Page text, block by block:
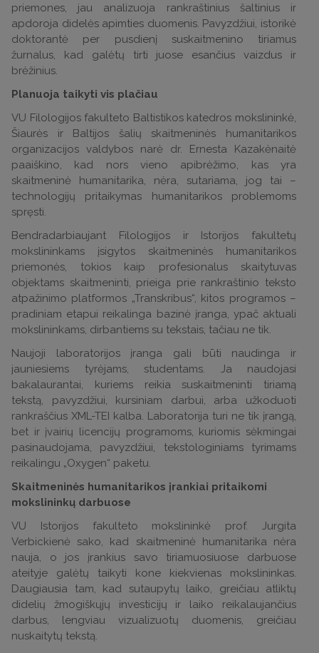
priemones, jau analizuoja rankraštinius šaltinius ir
apdoroja didelės apimties duomenis. Pavyzdžiui, istorikė
doktorantė per pusdienį suskaitmenino tiriamus
žurnalus, kad galėtų tirti juose esančius vaizdus ir
brėžinius.
Planuoja taikyti vis plačiau
VU Filologijos fakulteto Baltistikos katedros mokslininkė,
Šiaurės ir Baltijos šalių skaitmeninės humanitarikos
organizacijos valdybos narė dr. Ernesta Kazakėnaitė
paaiškino, kad nors vieno apibrėžimo, kas yra
skaitmeninė humanitarika, nėra, sutariama, jog tai –
technologijų pritaikymas humanitarikos problemoms
spręsti.
Bendradarbiaujant Filologijos ir Istorijos fakultetų
mokslininkams įsigytos skaitmeninės humanitarikos
priemonės, tokios kaip profesionalus skaitytuvas
objektams skaitmeninti, prieiga prie rankraštinio teksto
atpažinimo platformos „Transkribus“, kitos programos –
pradiniam etapui reikalinga bazinė įranga, ypač aktuali
mokslininkams, dirbantiems su tekstais, tačiau ne tik.
Naujoji laboratorijos įranga gali būti naudinga ir
jauniesiems tyrėjams, studentams. Ja naudojasi
bakalaurantai, kuriems reikia suskaitmeninti tiriamą
tekstą, pavyzdžiui, kursiniam darbui, arba užkoduoti
rankraščius XML-TEI kalba. Laboratorija turi ne tik įrangą,
bet ir įvairių licencijų programoms, kuriomis sėkmingai
pasinaudojama, pavyzdžiui, tekstologiniams tyrimams
reikalingu „Oxygen“ paketu.
Skaitmeninės humanitarikos įrankiai pritaikomi
mokslininkų darbuose
VU Istorijos fakulteto mokslininkė prof. Jurgita
Verbickienė sako, kad skaitmeninė humanitarika nėra
nauja, o jos įrankius savo tiriamuosiuose darbuose
ateityje galėtų taikyti kone kiekvienas mokslininkas.
Daugiausia tam, kad sutaupytų laiko, greičiau atliktų
didelių žmogiškųjų investicijų ir laiko reikalaujančius
darbus, lengviau vizualizuotų duomenis, greičiau
nuskaitytų tekstą.